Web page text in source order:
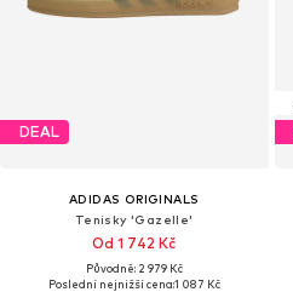
DEAL
ADIDAS ORIGINALS
Tenisky 'Gazelle'
Od 1 742 Kč
Původně: 2 979 Kč
Poslední nejnižší cena:1 087 Kč